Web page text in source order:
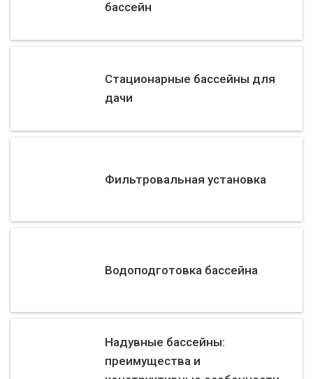
бассейн
Стационарные бассейны для
дачи
Фильтровальная установка
Водоподготовка бассейна
Надувные бассейны:
преимущества и